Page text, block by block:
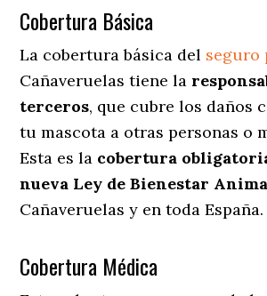
Cobertura Básica
La cobertura básica del seguro
Cañaveruelas tiene la
terceros, que cubre los daños
tu mascota a otras personas o
Esta es la cobertura
nueva Ley de Bienestar
Cañaveruelas y en toda España.
Cobertura Médica